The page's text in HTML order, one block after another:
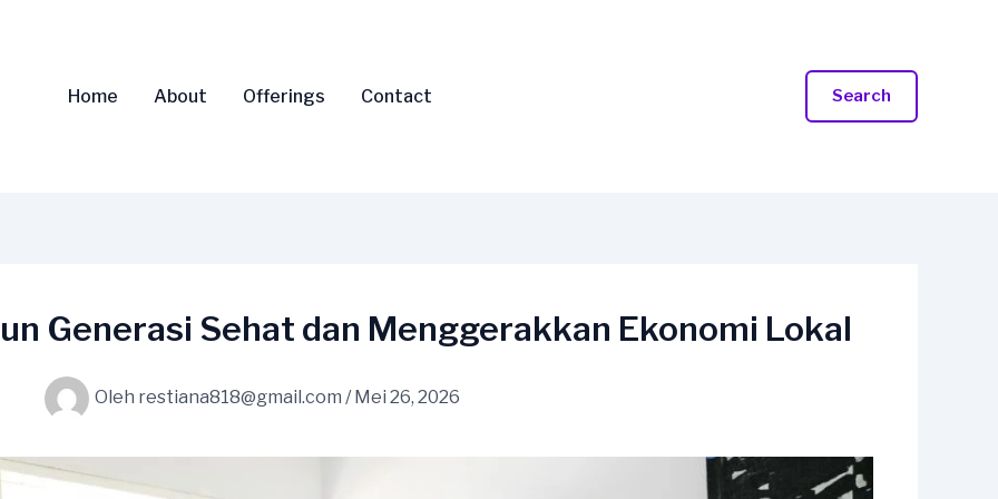
Home About Offerings Contact Search
Generasi Sehat dan Menggerakkan Ekonomi Lokal
Oleh restiana818@gmail.com /Mei 26, 2026